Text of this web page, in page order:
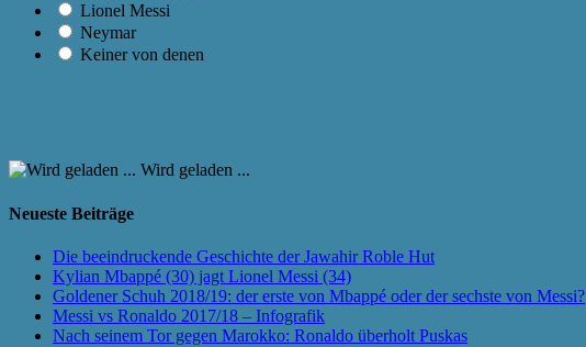
Lionel Messi
Neymar
Keiner von denen
Wird geladen ...
Neueste Beiträge
Die beeindruckende Geschichte der Jawahir Roble Hut
Kylian Mbappé (30) jagt Lionel Messi (34)
Goldener Schuh 2018/19: der erste von Mbappé oder der sechste von Messi?
Messi vs Ronaldo 2017/18 – Infografik
Nach seinem Tor gegen Marokko: Ronaldo überholt Puskas